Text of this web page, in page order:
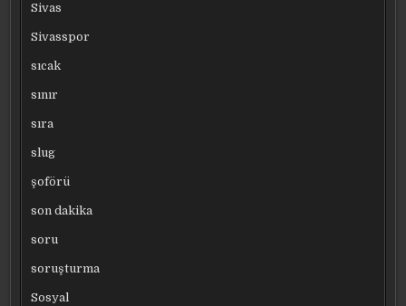
Sivas
Sivasspor
sıcak
sınır
sıra
slug
şoförü
son dakika
soru
soruşturma
Sosyal